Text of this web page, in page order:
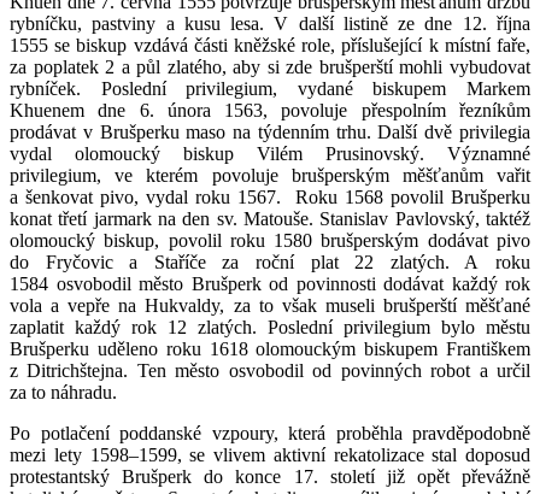
rybníčku, pastviny a kusu lesa. V další listině ze dne 12. října
1555 se biskup vzdává části kněžské role, příslušející k místní faře,
za poplatek 2 a půl zlatého, aby si zde brušperští mohli vybudovat
rybníček. Poslední privilegium, vydané biskupem Markem
Khuenem dne 6. února 1563, povoluje přespolním řezníkům
prodávat v Brušperku maso na týdenním trhu. Další dvě privilegia
vydal olomoucký biskup Vilém Prusinovský. Významné
privilegium, ve kterém povoluje brušperským měšťanům vařit
a šenkovat pivo, vydal roku 1567. Roku 1568 povolil Brušperku
konat třetí jarmark na den sv. Matouše. Stanislav Pavlovský, taktéž
olomoucký biskup, povolil roku 1580 brušperským dodávat pivo
do Fryčovic a Staříče za roční plat 22 zlatých. A roku
1584 osvobodil město Brušperk od povinnosti dodávat každý rok
vola a vepře na Hukvaldy, za to však museli brušperští měšťané
zaplatit každý rok 12 zlatých. Poslední privilegium bylo městu
Brušperku uděleno roku 1618 olomouckým biskupem Františkem
z Ditrichštejna. Ten město osvobodil od povinných robot a určil
za to náhradu.
Po potlačení poddanské vzpoury, která proběhla pravděpodobně
mezi lety 1598–1599, se vlivem aktivní rekatolizace stal doposud
protestantský Brušperk do konce 17. století již opět převážně